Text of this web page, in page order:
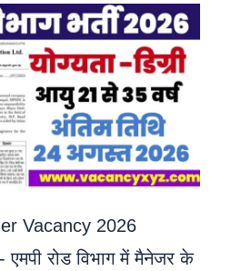
Vacancy 2026
रोड विभाग में मैनेजर के